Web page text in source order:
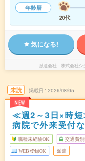
年齢層
20代
気になる!
派遣会社 株式会社
未読
NEW
掲載日 2026/08/05
≪週2～3日×時短
病院で外来受付
職種未経験OK 交通費
WEB登録OK 派遣